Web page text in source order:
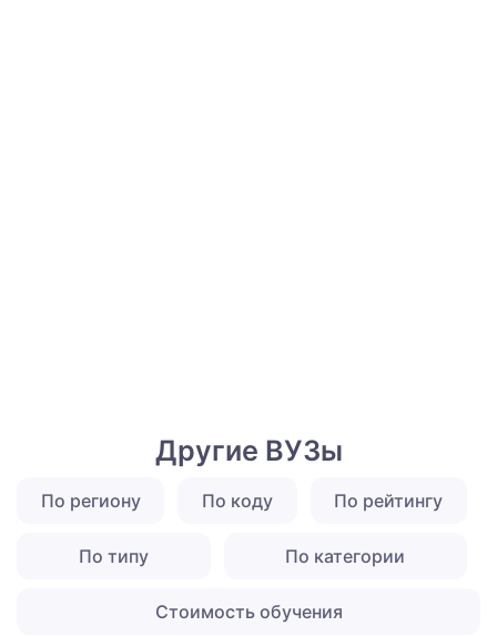
Другие ВУЗы
По региону По коду По рейтингу
По типу По категории
Стоимость обучения